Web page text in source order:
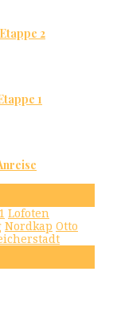
2
1
Lofoten
Nordkap Otto